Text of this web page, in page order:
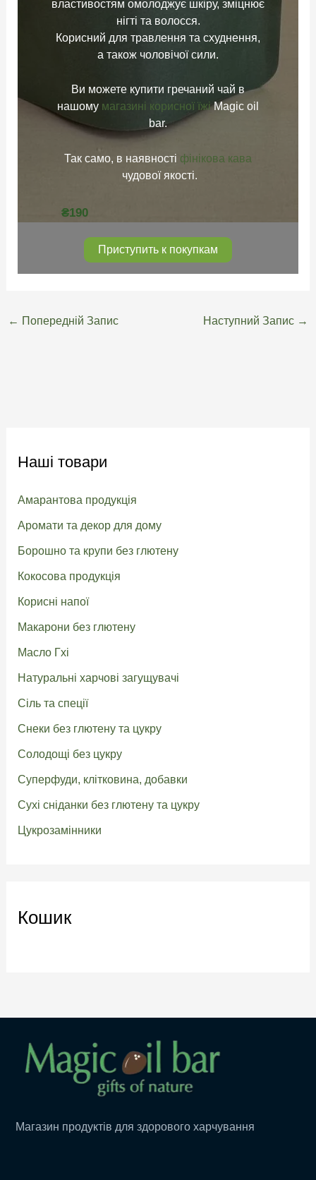
властивостям омолоджує шкіру, зміцнює
нігті та волосся.
Корисний для травлення та схуднення,
а також чоловічої сили.
Ви можете купити гречаний чай в
нашому магазині корисної їжіMagic oil
bar.
Так само, в наявності фінікова кава
чудової якості.
₴190
Приступить к покупкам
← Попередній Запис Наступний Запис →
Наші товари
Амарантова продукція
Аромати та декор для дому
Борошно та крупи без глютену
Кокосова продукція
Корисні напої
Макарони без глютену
Масло Гхі
Натуральні харчові загущувачі
Сіль та спеції
Снеки без глютену та цукру
Солодощі без цукру
Суперфуди, клітковина, добавки
Сухі сніданки без глютену та цукру
Цукрозамінники
Кошик
Магазин продуктів для здорового харчування